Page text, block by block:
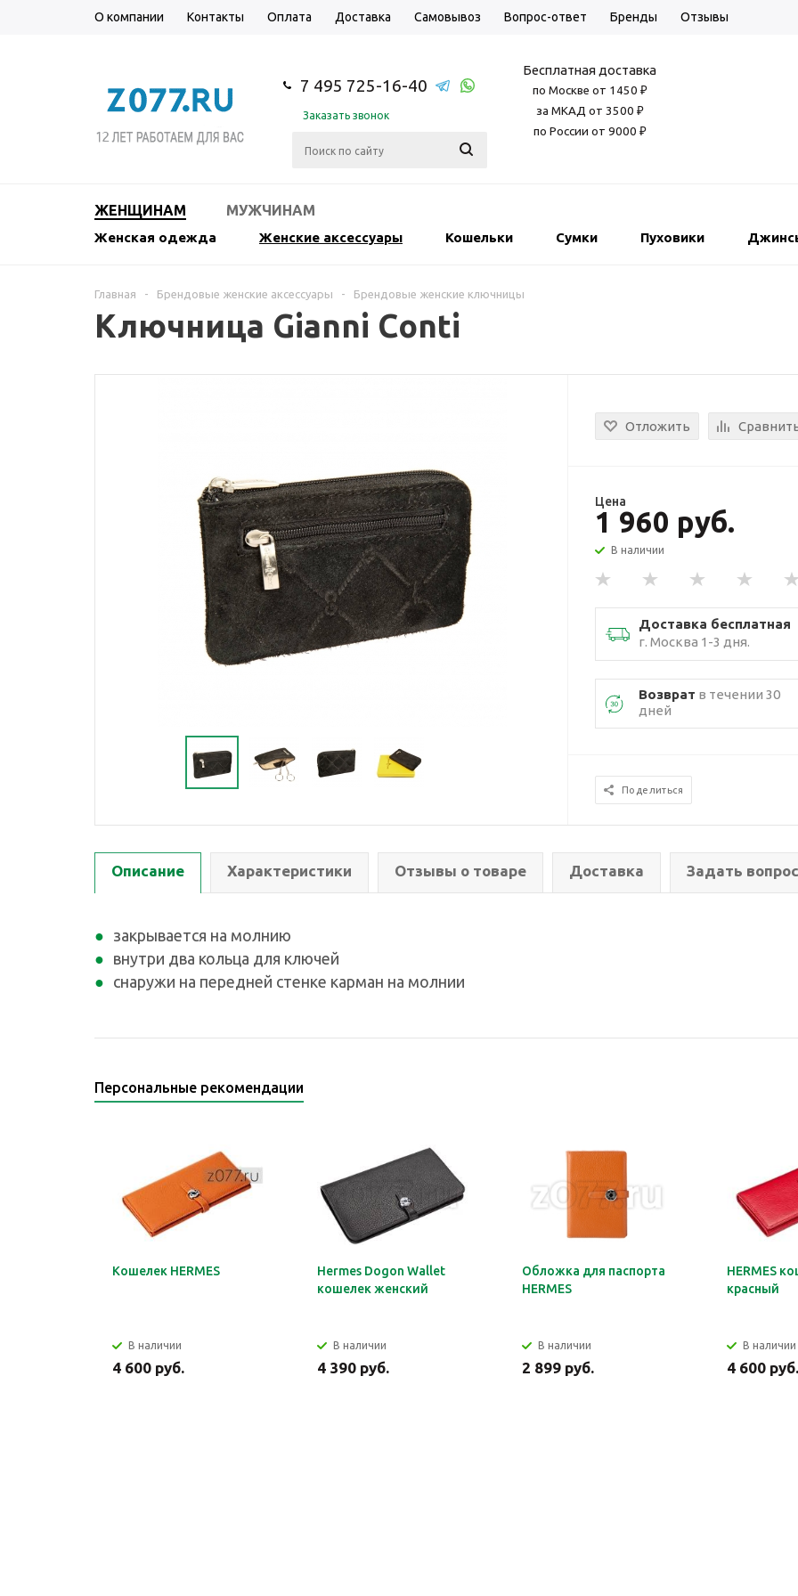
О компании Контакты Оплата Доставка Самовывоз Вопрос-ответ Бренды Отзывы
7 495 725-16-40
Заказать звонок
Бесплатная доставка
по Москве от 1450 ₽
за МКАД от 3500 ₽
по России от 9000 ₽
ЖЕНЩИНАМ МУЖЧИНАМ
Женская одежда Женские аксессуары Кошельки Сумки Пуховики
Главная - Брендовые женские аксессуары - Брендовые женские ключницы
Ключница Gianni Conti
Отложить
Цена
1 960 руб.
В наличии
Доставка бесплатная
г. Москва 1-3 дня.
Возврат в течении 30
дней
Поделиться
Описание Характеристики Отзывы о товаре Доставка Задать вопрос
закрывается на молнию
внутри два кольца для ключей
снаружи на передней стенке карман на молнии
Персональные рекомендации
Кошелек HERMES
В наличии
4 600 руб.
Hermes Dogon Wallet
кошелек женский
В наличии
4 390 руб.
Обложка для паспорта
HERMES
В наличии
2 899 руб.
HERMES
красный
В наличии
4 600 руб.